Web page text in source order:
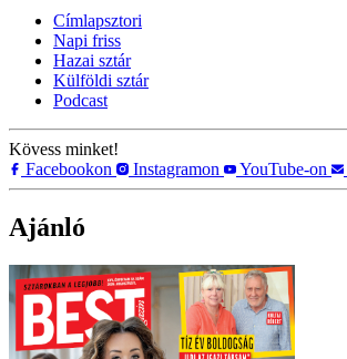
Címlapsztori
Napi friss
Hazai sztár
Külföldi sztár
Podcast
Kövess minket!
Facebookon
Instagramon YouTube-on
Ajánló